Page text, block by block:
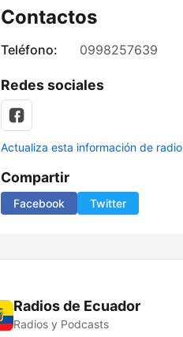
Contactos
Teléfono: 0998257639
Redes sociales
Actualiza esta información de radio
Compartir
Facebook Twitter
Radios de Ecuador
Radios y Podcasts